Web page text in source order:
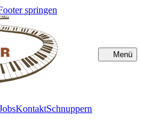
springen
Menü
KontaktSchnuppern